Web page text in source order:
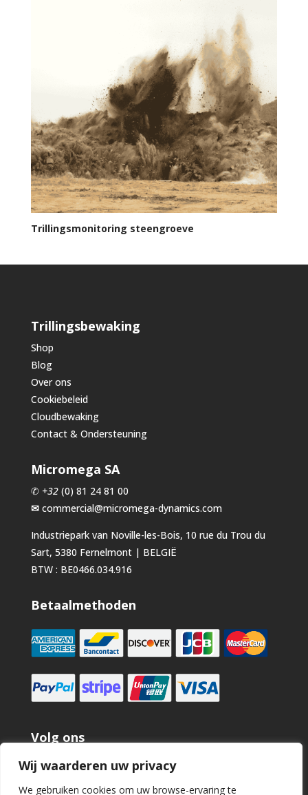
Wij waarderen uw privacy
We gebruiken cookies om uw browse-ervaring te
Trillingsmonitoring steengroeve
Trillingsbewaking
Shop
Blog
Over ons
Cookiebeleid
Cloudbewaking
Contact & Ondersteuning
Micromega SA
✆ +32 (0) 81 24 81 00
✉ commercial@micromega-dynamics.com
Industriepark van Noville-les-Bois, 10 rue du Trou du
Sart, 5380 Fernelmont | BELGIË
BTW : BE0466.034.916
Betaalmethoden
Volg ons